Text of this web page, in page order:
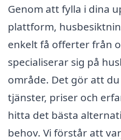
Genom att fylla i dina
plattform,
enkelt få offerter från
specialiserar sig på
område. Det gör att
tjänster, priser och
hitta det bästa
behov. Vi förstår att